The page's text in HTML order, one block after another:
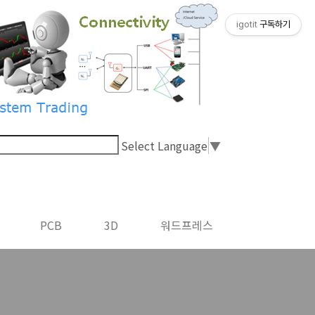
Select Language▼
PCB 3D 워드프레스
igotit 구독하기